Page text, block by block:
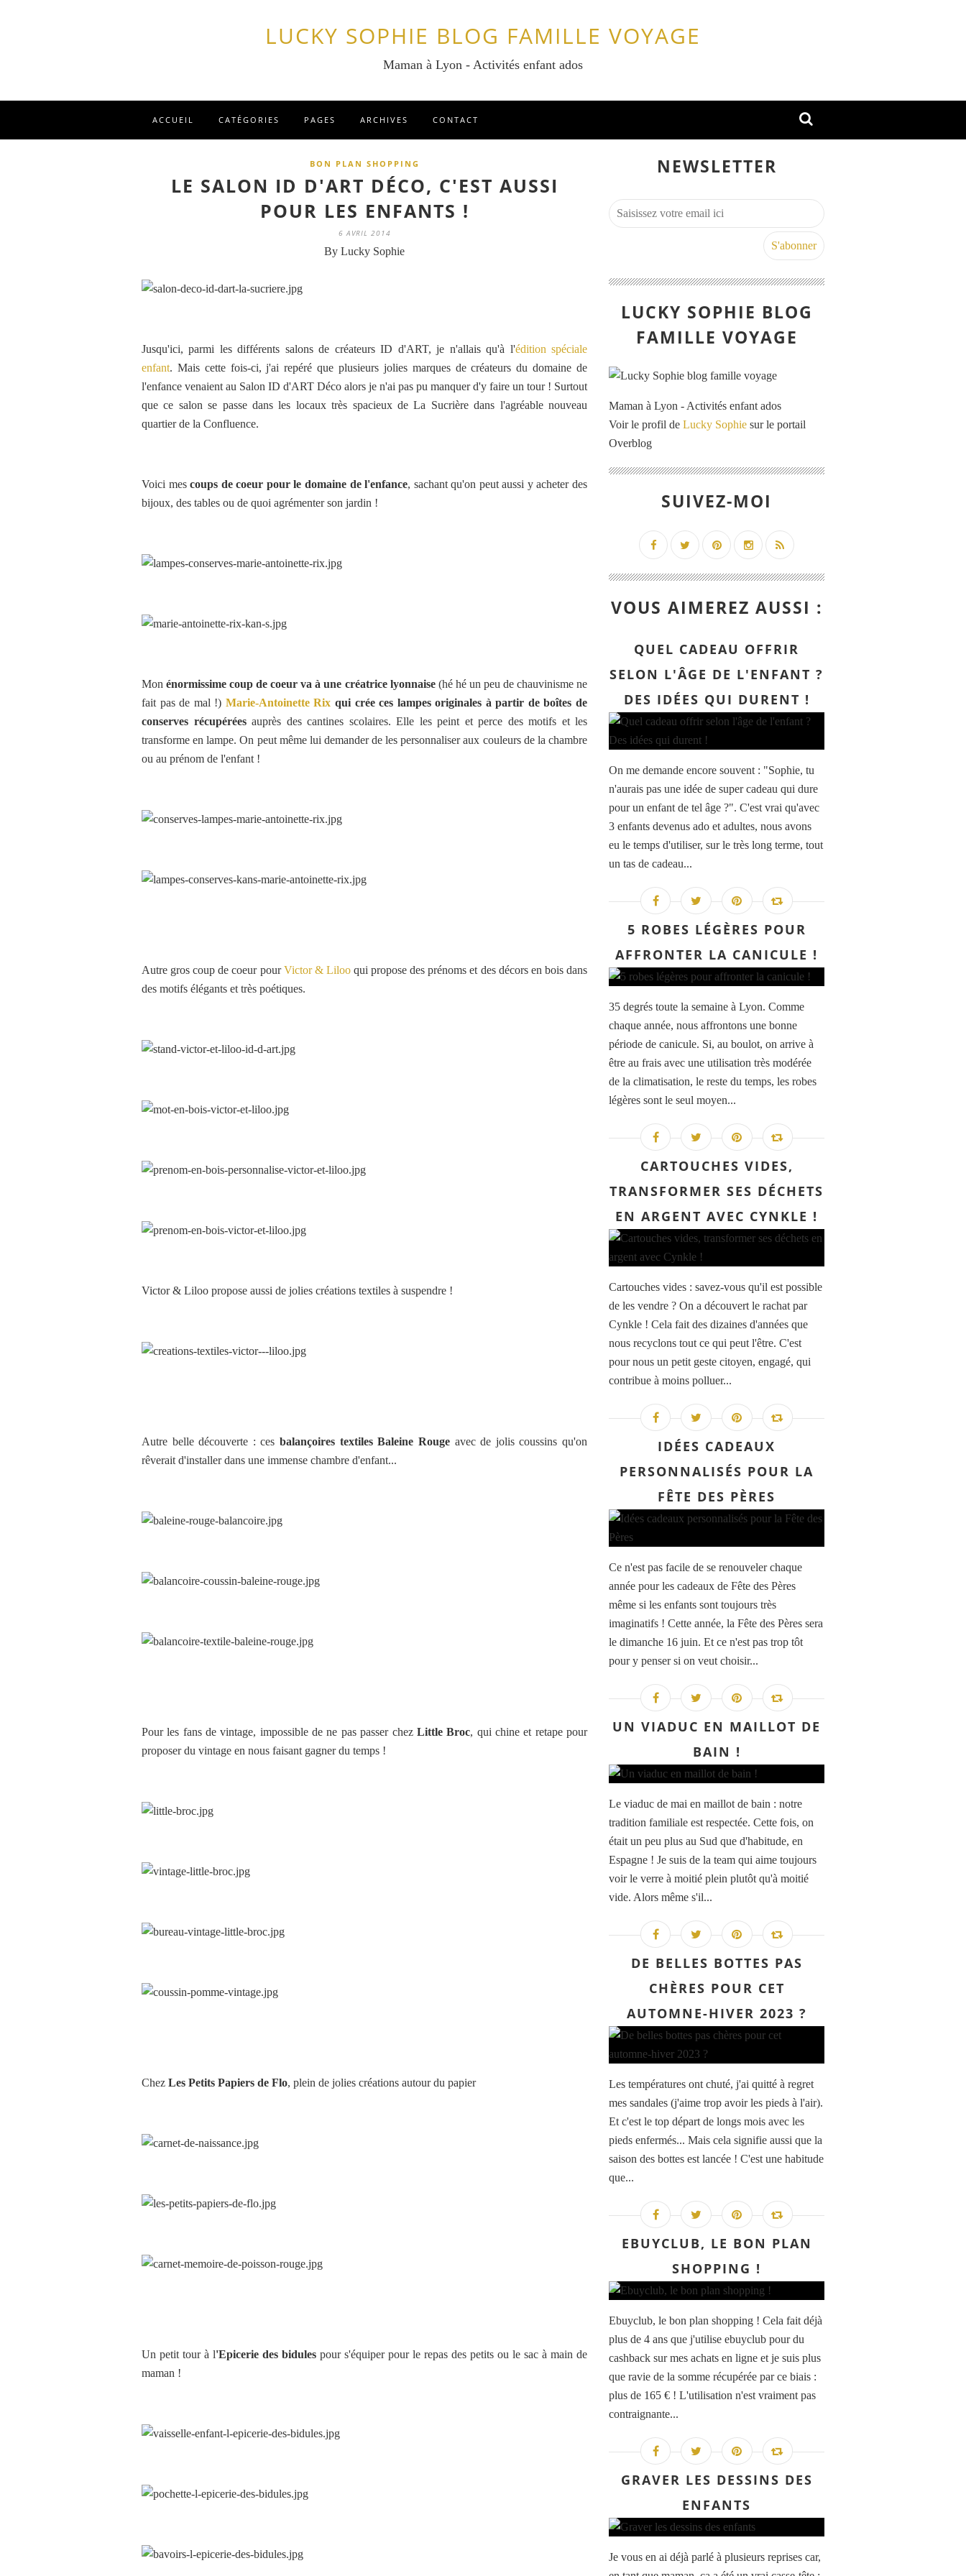
LUCKY SOPHIE BLOG FAMILLE VOYAGE
Maman à Lyon - Activités enfant ados
ACCUEIL CATÉGORIES PAGES ARCHIVES CONTACT
BON PLAN SHOPPING
LE SALON ID D'ART DÉCO, C'EST AUSSI
POUR LES ENFANTS !
6 AVRIL 2014
By Lucky Sophie
Jusqu'ici, parmi les différents salons de créateurs ID d'ART, je n'allais qu'à l'édition spéciale
enfant. Mais cette fois-ci, j'ai repéré que plusieurs jolies marques de créateurs du domaine de
l'enfance venaient au Salon ID d'ART Déco alors je n'ai pas pu manquer d'y faire un tour ! Surtout
que ce salon se passe dans les locaux très spacieux de La Sucrière dans l'agréable nouveau
quartier de la Confluence.
Voici mescoups de coeur pour le domaine de l'enfance, sachant qu'on peut aussi y acheter des
bijoux, des tables ou de quoi agrémenter son jardin !
Monénormissime coup de coeur va à une créatrice lyonnaise(hé hé un peu de chauvinisme ne
fait pas de mal !) Marie-Antoinette Rix qui crée ces lampes originales à partir de boîtes de
conserves récupéréesauprès des cantines scolaires. Elle les peint et perce des motifs et les
transforme en lampe. On peut même lui demander de les personnaliser aux couleurs de la chambre
ou au prénom de l'enfant !
Autre gros coup de coeur pourVictor & Lilooqui propose des prénoms et des décors en bois dans
des motifs élégants et très poétiques.
Victor & Liloo propose aussi de jolies créations textiles à suspendre !
Autre belle découverte : cesbalançoires textiles Baleine Rougeavec de jolis coussins qu'on
rêverait d'installer dans une immense chambre d'enfant...
Pour les fans de vintage, impossible de ne pas passer chez Little Broc, qui chine et retape pour
proposer du vintage en nous faisant gagner du temps !
Chez Les Petits Papiers de Flo, plein de jolies créations autour du papier
Un petit tour à l'Epicerie des bidules pour s'équiper pour le repas des petits ou le sac à main de
maman !
NEWSLETTER
LUCKY SOPHIE BLOG
FAMILLE VOYAGE
Maman à Lyon - Activités enfant ados
Voir le profil de Lucky Sophie sur le portail
Overblog
SUIVEZ-MOI
VOUS AIMEREZ AUSSI :
QUEL CADEAU OFFRIR
SELON L'ÂGE DE L'ENFANT ?
DES IDÉES QUI DURENT !
On me demande encore souvent : "Sophie, tu
n'aurais pas une idée de super cadeau qui dure
pour un enfant de tel âge ?". C'est vrai qu'avec
3 enfants devenus ado et adultes, nous avons
eu le temps d'utiliser, sur le très long terme, tout
un tas de cadeau...
5 ROBES LÉGÈRES POUR
AFFRONTER LA CANICULE !
35 degrés toute la semaine à Lyon. Comme
chaque année, nous affrontons une bonne
période de canicule. Si, au boulot, on arrive à
être au frais avec une utilisation très modérée
de la climatisation, le reste du temps, les robes
légères sont le seul moyen...
CARTOUCHES VIDES,
TRANSFORMER SES DÉCHETS
EN ARGENT AVEC CYNKLE !
Cartouches vides : savez-vous qu'il est possible
de les vendre ? On a découvert le rachat par
Cynkle ! Cela fait des dizaines d'années que
nous recyclons tout ce qui peut l'être. C'est
pour nous un petit geste citoyen, engagé, qui
contribue à moins polluer...
IDÉES CADEAUX
PERSONNALISÉS POUR LA
FÊTE DES PÈRES
Ce n'est pas facile de se renouveler chaque
année pour les cadeaux de Fête des Pères
même si les enfants sont toujours très
imaginatifs ! Cette année, la Fête des Pères sera
le dimanche 16 juin. Et ce n'est pas trop tôt
pour y penser si on veut choisir...
UN VIADUC EN MAILLOT DE
BAIN !
Le viaduc de mai en maillot de bain : notre
tradition familiale est respectée. Cette fois, on
était un peu plus au Sud que d'habitude, en
Espagne ! Je suis de la team qui aime toujours
voir le verre à moitié plein plutôt qu'à moitié
vide. Alors même s'il...
DE BELLES BOTTES PAS
CHÈRES POUR CET
AUTOMNE-HIVER 2023 ?
Les températures ont chuté, j'ai quitté à regret
mes sandales (j'aime trop avoir les pieds à l'air).
Et c'est le top départ de longs mois avec les
pieds enfermés... Mais cela signifie aussi que la
saison des bottes est lancée ! C'est une habitude
que...
EBUYCLUB, LE BON PLAN
SHOPPING !
Ebuyclub, le bon plan shopping ! Cela fait déjà
plus de 4 ans que j'utilise ebuyclub pour du
cashback sur mes achats en ligne et je suis plus
que ravie de la somme récupérée par ce biais :
plus de 165 € ! L'utilisation n'est vraiment pas
contraignante...
GRAVER LES DESSINS DES
ENFANTS
Je vous en ai déjà parlé à plusieurs reprises car,